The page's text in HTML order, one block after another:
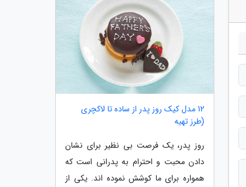
12 مدل کیک روز پدر از ساده تا لاکچری
(طرز تهیه
روز پدر، یک فرصت بی نظیر برای نشان
دادن محبت و احترام به پدرانی است که
همواره برای ما کوشش نموده اند. یکی از